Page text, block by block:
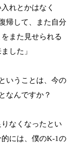
れとかはなく
帰して、また自分
また見せられる
した」
いうことは、今の
なんですか？
なくなったとい
には、僕のK-1の